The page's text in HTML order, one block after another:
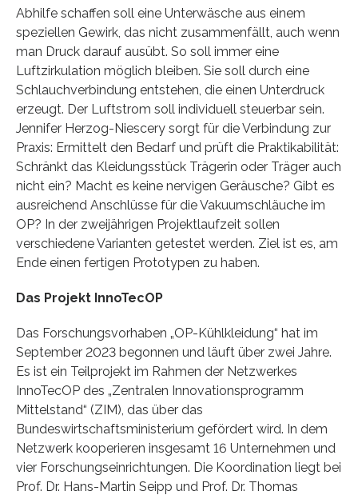
Abhilfe schaffen soll eine Unterwäsche aus einem
speziellen Gewirk, das nicht zusammenfällt, auch wenn
man Druck darauf ausübt. So soll immer eine
Luftzirkulation möglich bleiben. Sie soll durch eine
Schlauchverbindung entstehen, die einen Unterdruck
erzeugt. Der Luftstrom soll individuell steuerbar sein.
Jennifer Herzog-Niescery sorgt für die Verbindung zur
Praxis: Ermittelt den Bedarf und prüft die Praktikabilität:
Schränkt das Kleidungsstück Trägerin oder Träger auch
nicht ein? Macht es keine nervigen Geräusche? Gibt es
ausreichend Anschlüsse für die Vakuumschläuche im
OP? In der zweijährigen Projektlaufzeit sollen
verschiedene Varianten getestet werden. Ziel ist es, am
Ende einen fertigen Prototypen zu haben.
Das Projekt InnoTecOP
Das Forschungsvorhaben „OP-Kühlkleidung“ hat im
September 2023 begonnen und läuft über zwei Jahre.
Es ist ein Teilprojekt im Rahmen der Netzwerkes
InnoTecOP des „Zentralen Innovationsprogramm
Mittelstand“ (ZIM), das über das
Bundeswirtschaftsministerium gefördert wird. In dem
Netzwerk kooperieren insgesamt 16 Unternehmen und
vier Forschungseinrichtungen. Die Koordination liegt bei
Prof. Dr. Hans-Martin Seipp und Prof. Dr. Thomas